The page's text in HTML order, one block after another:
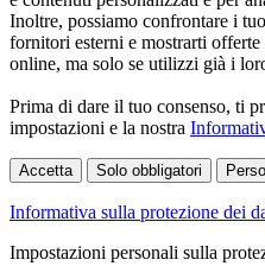
Inoltre, possiamo confrontare i
fornitori esterni e mostrarti
online, ma solo se utilizzi già i
Prima di dare il tuo consenso, ti
impostazioni e la nostra
Accetta Solo obbligatori
Informativa sulla protezione dei
Impostazioni personali sulla